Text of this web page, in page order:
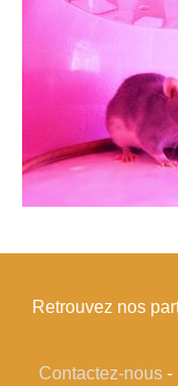
Retrouvez nos
Contactez-nous-